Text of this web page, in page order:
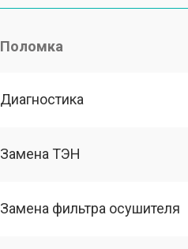
Поломка
Диагностика
Замена ТЭН
Замена фильтра осушителя